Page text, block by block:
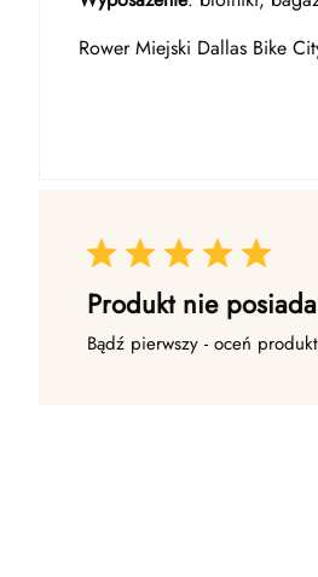
Rower Miejski Dallas Bike
Produkt nie
Bądź pierwszy - oceń